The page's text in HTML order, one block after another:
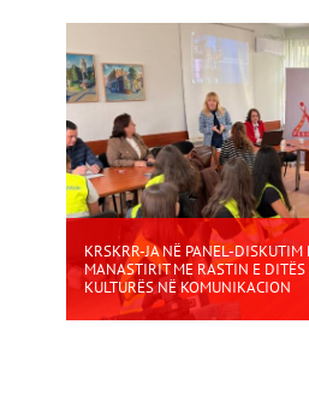
KRSKRR-JA NË PANEL-
MANASTIRIT ME RASTIN E
KULTURËS NË KOMUNIKACION